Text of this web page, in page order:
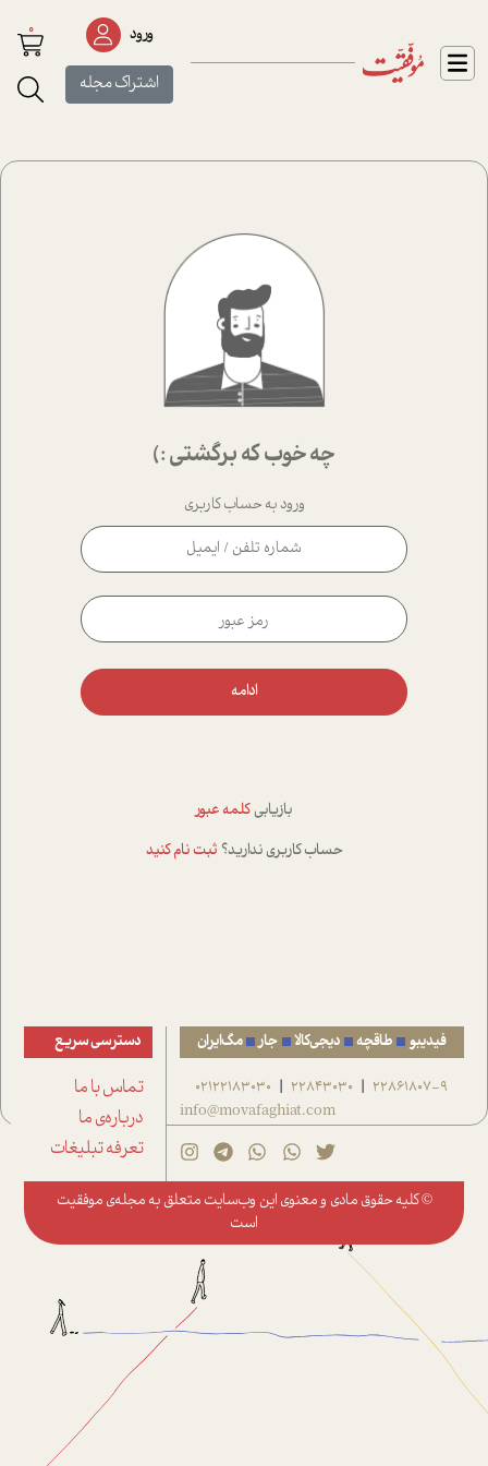
ورود
اشتراک مجله
0
چه خوب که برگشتی :)
ورود به حساب کاربری
ادامه
بازیابی کلمه عبور
حساب کاربری ندارید؟ ثبت نام کنید
فیدیبو طاقچه دیجی‌کالا جار مگ‌ایران
22861807-9
|
22843030
|
02122183030
info@movafaghiat.com
دسترسی سریع
تماس با ما
درباره‌ی ما
تعرفه تبلیغات
© کلیه حقوق مادی و معنوی این وب‌سایت متعلق به مجله‌ی موفقیت
است